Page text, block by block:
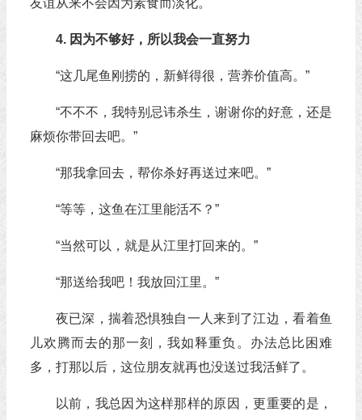
友谊从来不会因为素食而淡化。
4. 因为不够好，所以我会一直努力
“这几尾鱼刚捞的，新鲜得很，营养价值高。”
“不不不，我特别忌讳杀生，谢谢你的好意，还是
麻烦你带回去吧。”
“那我拿回去，帮你杀好再送过来吧。”
“等等，这鱼在江里能活不？”
“当然可以，就是从江里打回来的。”
“那送给我吧！我放回江里。”
夜已深，揣着恐惧独自一人来到了江边，看着鱼
儿欢腾而去的那一刻，我如释重负。办法总比困难
多，打那以后，这位朋友就再也没送过我活鲜了。
以前，我总因为这样那样的原因，更重要的是，